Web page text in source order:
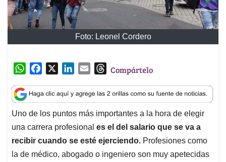
Foto: Leonel Cordero
W
a
t
s
A
p
p
c
e
b
o
o
k
n
k
e
d
I
n
a
i
l
T
r
e
a
d
s
Compártelo
Uno de los puntos más importantes a la hora de elegir
una carrera profesional es el del salario que se va a
recibir cuando se esté ejerciendo. Profesiones como
la de médico, abogado o ingeniero son muy apetecidas